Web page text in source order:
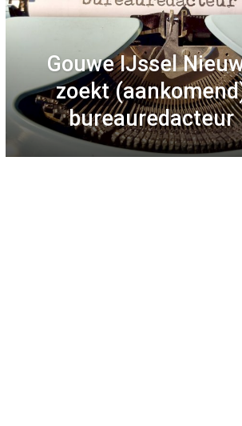
Gouwe IJssel
zoekt
bureauredacteur